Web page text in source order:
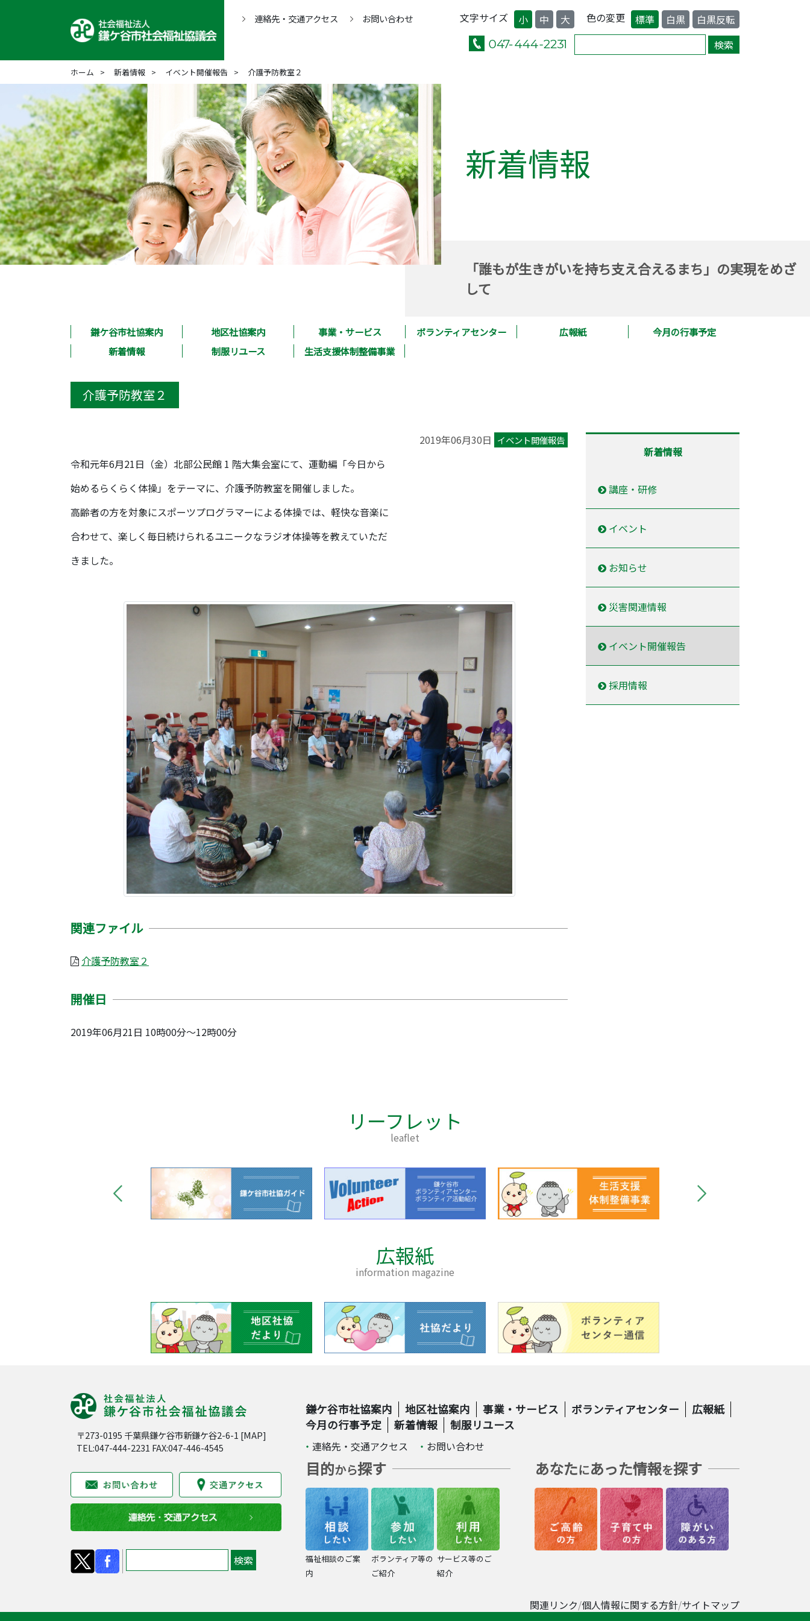
連絡先・交通アクセス お問い合わせ 文字サイズ 小 中 大 色の変更 標準 白黒 白黒反転
ホーム 新着情報 イベント開催報告 介護予防教室２
新着情報
「誰もが生きがいを持ち支え合えるまち」の実現をめざ
して
鎌ケ谷市社協案内 地区社協案内 事業・サービス ボランティアセンター 広報紙
今月の行事予定
新着情報
制服リユース 生活支援体制整備事業
介護予防教室２
2019年06月30日 イベント開催報告
令和元年6月21日（金）北部公民館 1 階大集会室にて、運動編「今日から
始めるらくらく体操」をテーマに、介護予防教室を開催しました。
高齢者の方を対象にスポーツプログラマーによる体操では、軽快な音楽に
合わせて、楽しく毎日続けられるユニークなラジオ体操等を教えていただ
きました。
関連ファイル
介護予防教室２
開催日
2019年06月21日 10時00分～12時00分
新着情報
講座・研修
イベント
お知らせ
災害関連情報
イベント開催報告
採用情報
リーフレット
leaflet
広報紙
information magazine
〒273-0195 千葉県鎌ケ谷市新鎌ケ谷2-6-1 [MAP]
TEL:047-444-2231 FAX:047-446-4545
鎌ケ谷市社協案内 地区社協案内 事業・サービス ボランティアセンター
広報紙
今月の行事予定
新着情報 制服リユース
連絡先・交通アクセス お問い合わせ
目的から探す
福祉相談のご案
内
ボランティア等の
ご紹介
サービス等のご
紹介
あなたにあった情報を探す
関連リンク 個人情報に関する方針 サイトマップ